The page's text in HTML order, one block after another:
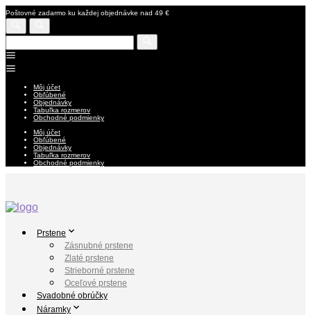
Poštovné zadarmo ku každej objednávke nad 49 €
Môj účet
Obľúbené
Objednávky
Tabuľka rozmerov
Obchodné podmienky
Môj účet
Obľúbené
Objednávky
Tabuľka rozmerov
Obchodné podmienky
Prstene
Zásnubné prstene
Zlaté prstene
Strieborné prstene
Oceľové prstene
Svadobné obrúčky
Náramky